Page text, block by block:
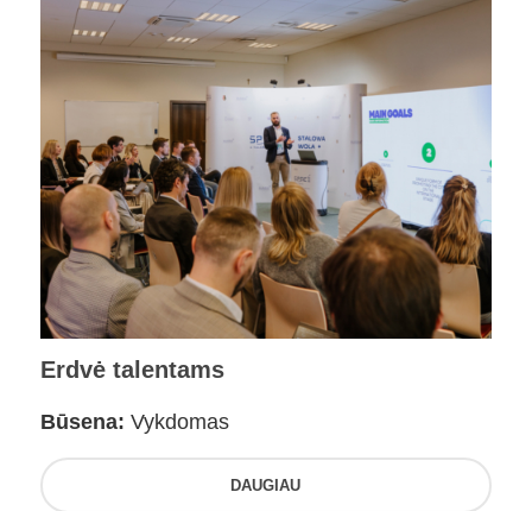
Erdvė talentams
Būsena: Vykdomas
DAUGIAU